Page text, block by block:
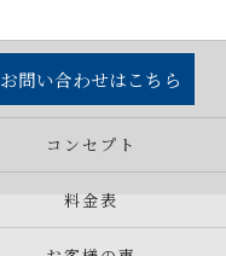
お問い合わせはこちら
コンセプト
料金表